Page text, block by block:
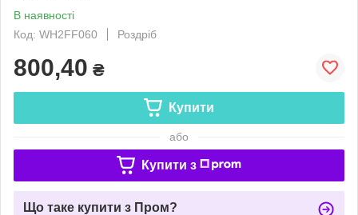
В наявності
Код: WH2FF060
Роздріб
800,40 ₴
Купити
або
Купити з
Що таке купити з Пром?